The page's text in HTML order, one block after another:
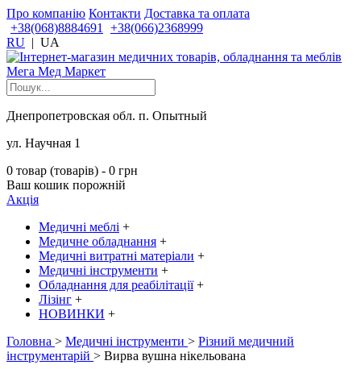
Про компанію Контакти Доставка та оплата
+38(068)8884691
+38(066)2368999
RU | UA
Днепропетровская обл. п. Опытный
ул. Научная 1
0 товар (товарів) - 0 грн
Ваш кошик порожній
Акція
Медичні меблі +
Медичне обладнання +
Медичні витратні матеріали +
Медичні інструменти +
Обладнання для реабілітації +
Лізінг +
НОВИНКИ +
Головна > Медичні інструменти > Різний медичний
інструментарій > Вирва вушна нікельована